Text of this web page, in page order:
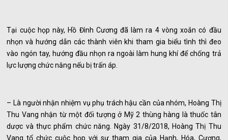
Tại cuộc họp này, Hồ Đình Cương đã làm ra 4 vòng xoắn có đầu
nhọn và hướng dẫn các thành viên khi tham gia biểu tình thì đeo
vào ngón tay, hướng đầu nhọn ra ngoài làm hung khí để chống trả
lực lượng chức năng nếu bị trấn áp.
– Là người nhận nhiệm vụ phụ trách hậu cần của nhóm, Hoàng Thị
Thu Vang nhận từ một đối tượng ở Mỹ 2 thùng hàng là thuốc tân
dược và thực phẩm chức năng. Ngày 31/8/2018, Hoàng Thị Thu
Vang tổ chức cuộc họp với sự tham gia của Hạnh, Hóa, Cương,